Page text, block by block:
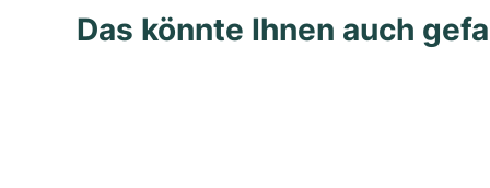
Das könnte Ihnen auch